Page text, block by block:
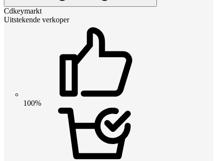
Cdkeymarkt
Uitstekende verkoper
100%